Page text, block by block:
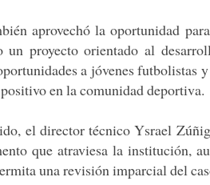
aprovechó la oportunidad
un proyecto orientado al
a jóvenes futbolistas
en la comunidad deportiva.
el director técnico Ysrael
que atraviesa la institución,
una revisión imparcial del